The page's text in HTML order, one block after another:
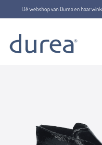
Dé webshop van Durea en haar
Home Veterboots